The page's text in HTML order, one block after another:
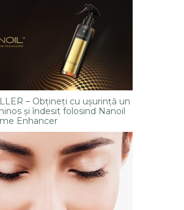
– Obțineți cu ușurință un
și îndesit folosind Nanoil
Enhancer